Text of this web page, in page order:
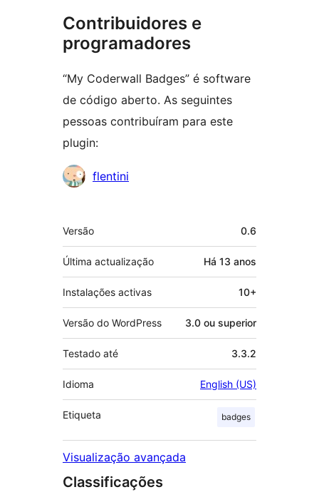
Contribuidores e
programadores
“My Coderwall Badges” é software
de código aberto. As seguintes
pessoas contribuíram para este
plugin:
Contribuidores
flentini
Metadados
Versão 0.6
Última actualização Há 13 anos
Instalações activas 10+
Versão do WordPress 3.0 ou superior
Testado até 3.3.2
Idioma English (US)
Etiqueta badges
Visualização avançada
Classificações